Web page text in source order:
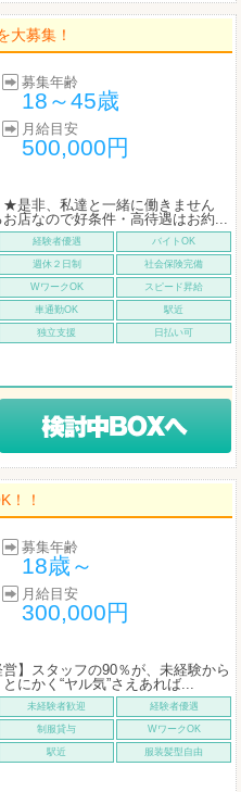
大募集！
募集年齢
18～45歳
月給目安
500,000円
是非、私達と一緒に働きません
店なので好条件・高待遇はお約...
経験者優遇 バイトOK
週休２日制 社会保険完備
WワークOK スピード昇給
車通勤OK 駅近
独立支援 日払い可
！！
募集年齢
18歳～
月給目安
300,000円
】スタッフの90％が、未経験から
にかく“ヤル気”さえあれば...
未経験者歓迎 経験者優遇
制服貸与 WワークOK
駅近 服装髪型自由